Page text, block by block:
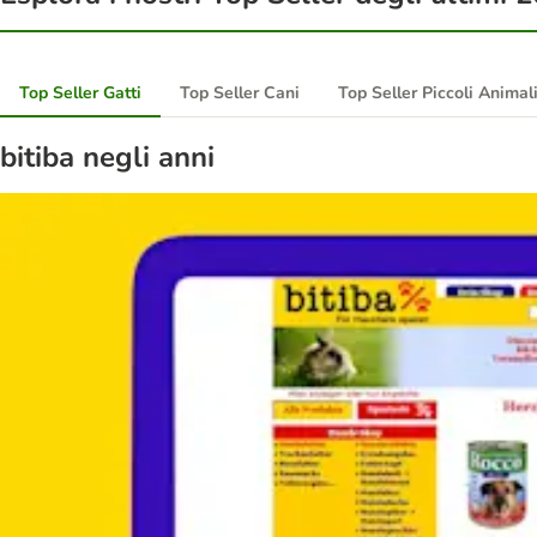
Top Seller Gatti Top Seller Cani Top Seller Piccoli Animali
bitiba negli anni